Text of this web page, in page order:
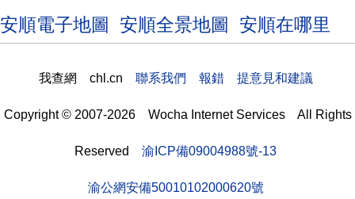
安順電子地圖 安順全景地圖 安順在哪里
我查網 chl.cn 聯系我們 報錯 提意見和建議
Copyright © 2007-2026 Wocha Internet Services All Rights
Reserved 渝ICP備09004988號-13
渝公網安備50010102000620號